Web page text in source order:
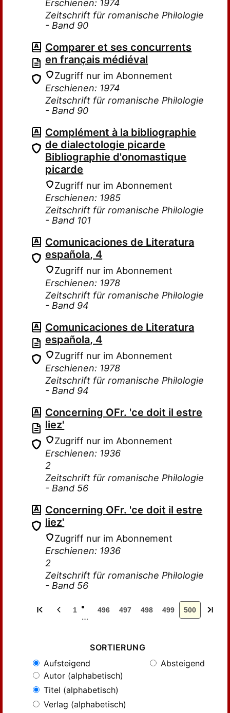
Erschienen: 1974
Zeitschrift für romanische Philologie
- Band 90
Comparer et ses concurrents
en français médiéval
Zugriff nur im Abonnement
Erschienen: 1974
Zeitschrift für romanische Philologie
- Band 90
Complément à la bibliographie
de dialectologie picarde
Bibliographie d'onomastique
picarde
Zugriff nur im Abonnement
Erschienen: 1985
Zeitschrift für romanische Philologie
- Band 101
Comunicaciones de Literatura
española, 4
Zugriff nur im Abonnement
Erschienen: 1978
Zeitschrift für romanische Philologie
- Band 94
Comunicaciones de Literatura
española, 4
Zugriff nur im Abonnement
Erschienen: 1978
Zeitschrift für romanische Philologie
- Band 94
Concerning OFr. 'ce doit il estre
liez'
Zugriff nur im Abonnement
Erschienen: 1936
2
Zeitschrift für romanische Philologie
- Band 56
Concerning OFr. 'ce doit il estre
liez'
Zugriff nur im Abonnement
Erschienen: 1936
2
Zeitschrift für romanische Philologie
- Band 56
1
…
496 497 498 499 500
SORTIERUNG
Aufsteigend
Absteigend
Autor (alphabetisch)
Titel (alphabetisch)
Verlag (alphabetisch)